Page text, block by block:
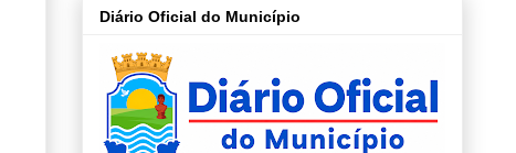
Diário Oficial do Município